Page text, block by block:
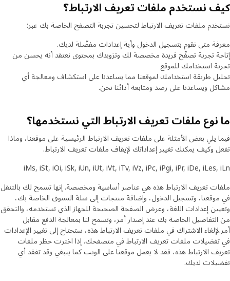
كيف نستخدم ملفات تعريف الارتباط؟
نستخدم ملفات تعريف الارتباط لتحسين تجربة التصفح الخاصة بك عبر:
معرفة متى تقوم بتسجيل الدخول وأية إعدادات مفضّلة لديك.
إتاحة تجربة تصفّح فريدة مخصصة لك وتزويدك بمحتوى نعتقد أنه يحسن من
تجربة استخدامك للموقع
تحليل طريقة استخدامك لموقعنا مما يساعدنا على استكشاف ومعالجة أي
مشاكل ويساعدنا على رصد ومتابعة أدائنا نحن.
ما نوع ملفات تعريف الارتباط التي نستخدمها؟
فيما يلي بعض الأمثلة على ملفات تعريف الارتباط الرئيسية على موقعنا، وماذا
تفعل وكيف يمكنك تغيير إعداداتك لإيقاف ملفات تعريف الارتباط.
iMs, iSt, iOi, iSk, iUn, iUt, iVt, iTv, iVz, iPc, iPgi, iPr, iDe, iLes, iLn
ملفات تعريف الارتباط هذه هي عناصر أساسية ومخصصة. إنها تسمح لك بالتنقل
في موقعنا، وتسجيل الدخول، وإضافة منتجات إلى سلة التسوق الخاصة بك،
وتعيين إعدادات اللغة، وعرض الصفحة الصحيحة للجهاز الذي تستخدمه، والتحقق
من التفاصيل الخاصة بك عند إصدار أمر، وتسمح لنا بمعالجة الدفع مقابل
أمر.لإلغاء الاشتراك في ملفات تعريف الارتباط هذه، ستحتاج إلى تغيير الإعدادات
في تفضيلات ملفات تعريف الارتباط في متصفحك. إذا اخترت حظر ملفات
تعريف الارتباط هذه، فقد لا يعمل موقعنا على الويب كما ينبغي وقد تفقد أي
تفضيلات لديك.